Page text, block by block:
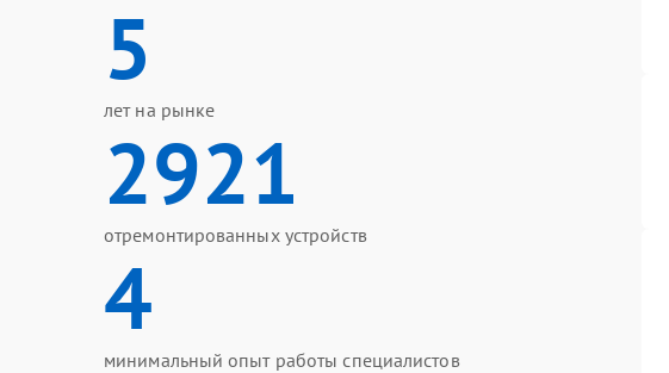
5
лет на рынке
2921
отремонтированных устройств
4
минимальный опыт работы специалистов